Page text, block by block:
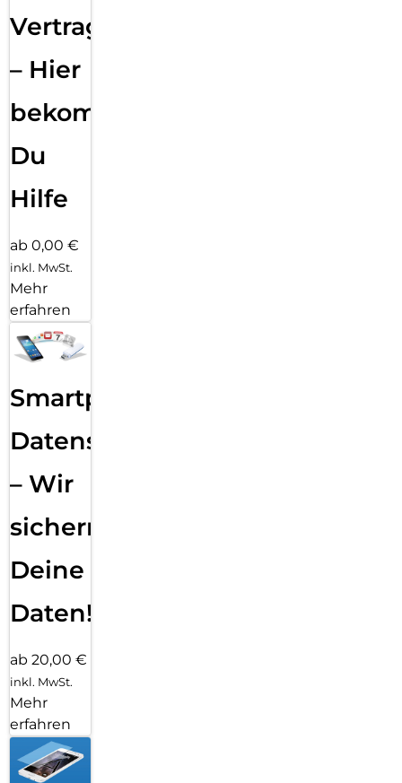
Vertragsabwicklung
– Hier
bekommst
Du
Hilfe
ab 0,00 €
inkl. MwSt.
Mehr
erfahren
Smartphone
Datensicherung
– Wir
sichern
Deine
Daten!
ab 20,00 €
inkl. MwSt.
Mehr
erfahren